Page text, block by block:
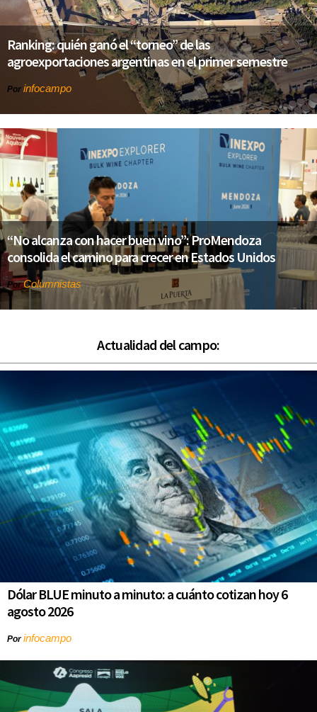
Ranking: quién ganó el “torneo” de las
agroexportaciones argentinas en el primer semestre
Por infocampo
“No alcanza con hacer buen vino”: ProMendoza
consolida el camino para crecer en Estados Unidos
PorColumnistas
Actualidad del campo:
Dólar BLUE minuto a minuto: a cuánto cotizan hoy 6
agosto 2026
Porinfocampo